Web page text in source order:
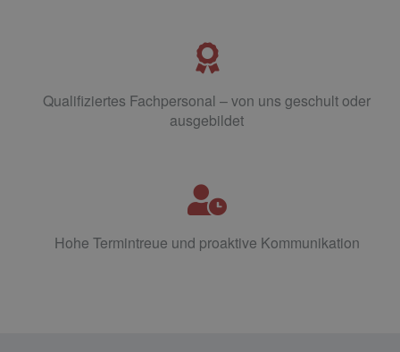
Qualifiziertes Fachpersonal – von uns geschult oder
ausgebildet
Hohe Termintreue und proaktive Kommunikation